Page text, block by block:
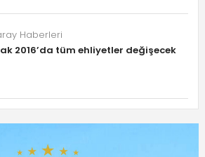
Haberleri
2016’da tüm ehliyetler değişecek